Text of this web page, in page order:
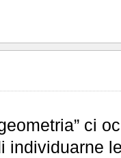
ci
individuarne